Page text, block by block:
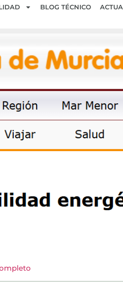
BLOG TÉCNICO